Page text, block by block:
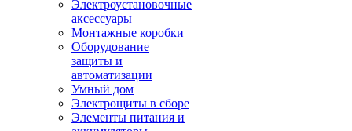
Электроустановочные
аксессуары
Монтажные коробки
Оборудование
защиты и
автоматизации
Умный дом
Электрощиты в сборе
Элементы питания и